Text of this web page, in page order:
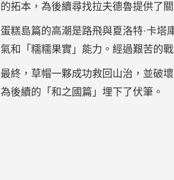
的拓本，為後續尋找拉夫德魯提供了關
蛋糕島篇的高潮是路飛與夏洛特·卡
氣和「糯糯果實」能力。經過艱苦的
最終，草帽一夥成功救回山治，並破
為後續的「和之國篇」埋下了伏筆。